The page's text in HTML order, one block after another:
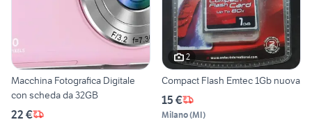
Macchina Fotografica Digitale
con scheda da 32GB
22 €
2
Compact Flash Emtec 1Gb nuova
15 €
Milano(MI)